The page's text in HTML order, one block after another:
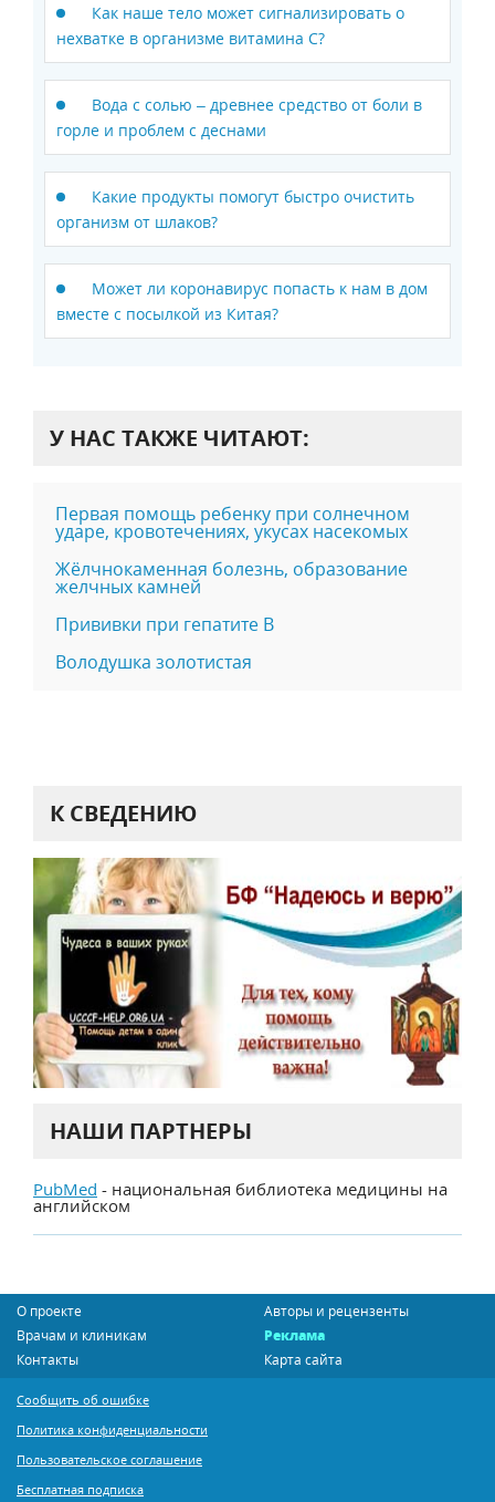
Как наше тело может сигнализировать о
нехватке в организме витамина С?
Вода с солью – древнее средство от боли в
горле и проблем с деснами
Какие продукты помогут быстро очистить
организм от шлаков?
Может ли коронавирус попасть к нам в дом
вместе с посылкой из Китая?
У НАС ТАКЖЕ ЧИТАЮТ:
Первая помощь ребенку при солнечном
ударе, кровотечениях, укусах насекомых
Жёлчнокаменная болезнь, образование
желчных камней
Прививки при гепатите B
Володушка золотистая
К СВЕДЕНИЮ
НАШИ ПАРТНЕРЫ
PubMed - национальная библиотека медицины на
английском
О проекте
Авторы и рецензенты
Врачам и клиникам
Реклама
Контакты
Карта сайта
Сообщить об ошибке
Политика конфиденциальности
Пользовательское соглашение
Бесплатная подписка